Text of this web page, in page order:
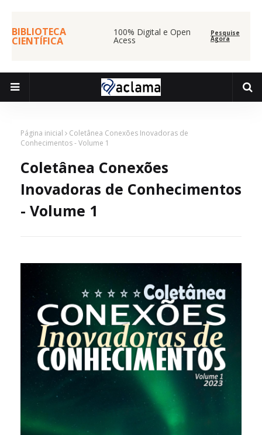
BIBLIOTECA
CIENTÍFICA
100% Digital e Open
Acess
Pesquise
Agora
Página inicial
Coletânea Conexões Inovadoras de
Conhecimentos - Volume 1
Coletânea Conexões
Inovadoras de Conhecimentos
- Volume 1